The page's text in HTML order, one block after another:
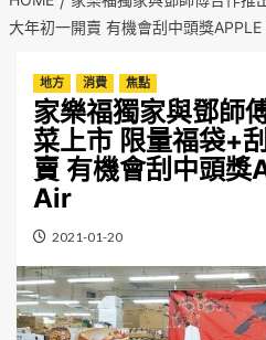
大年初一開賣 有機會刮中頭獎APPLE
地方 消費 焦點
家樂福獨家與鄧師
菜上市 限量福袋+
賣 有機會刮中頭
Air
2021-01-20